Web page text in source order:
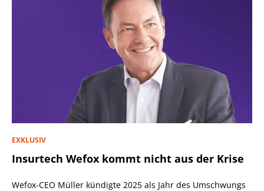
EXKLUSIV
Insurtech Wefox kommt nicht aus der Krise
Wefox-CEO Müller kündigte 2025 als Jahr des Umschwungs